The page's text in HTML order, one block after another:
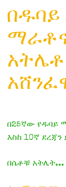
በዱባይ
በ25ኛው የዱባይ
እስከ 10ኛ
በሴቶቹ አትሌት...